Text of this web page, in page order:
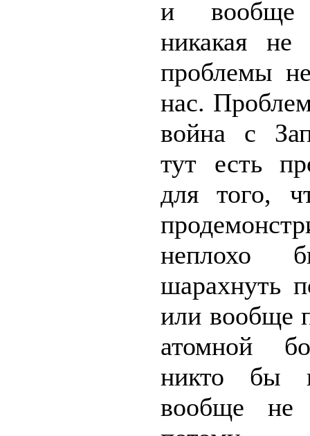
и вообще
никакая не
проблемы
нас.
война с
тут есть
для того,
неплохо
шарахнуть
или вообще
атомной
никто бы
вообще не